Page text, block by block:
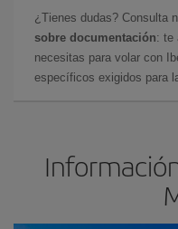
¿Tienes dudas? Consulta
sobre documentación: te
necesitas para volar con
específicos exigidos para